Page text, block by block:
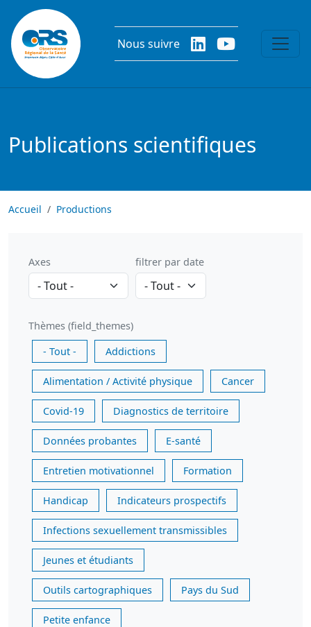
Aller au contenu principal
Nous suivre
Publications scientifiques
Accueil Productions
Axes filtrer par date
Thèmes (field_themes)
- Tout -
Addictions
Alimentation / Activité physique Cancer
Covid-19 Diagnostics de territoire
Données probantes E-santé
Entretien motivationnel Formation
Handicap Indicateurs prospectifs
Infections sexuellement transmissibles
Jeunes et étudiants
Outils cartographiques Pays du Sud
Petite enfance